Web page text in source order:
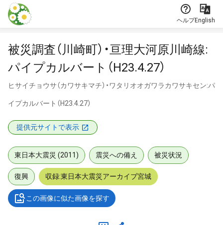
本文に飛ぶ
ヘルプEnglish
被災調査（川崎町）・亘理大河原川崎線:
パイプカルバート（H23.4.27）
ヒサイチョウサ（カワサキマチ）・ワタリオオガワラカワサキセン:パ
イプカルバート（H23.4.27）
提供元サイトで表示
東日本大震災 (2011) 震災への備え 被災状況
復興 収録:東日本大震災アーカイブ宮城
この画像に似た画像を探す